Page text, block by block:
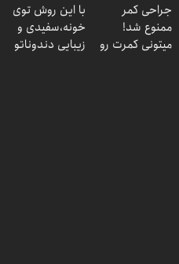
جراحی کمر
ممنوع شد!
میتونی کمرت رو
با این روش توی
خونه،سفیدی و
زیبایی دندوناتو